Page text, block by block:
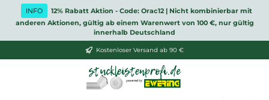
Zum Hauptinhalt springen
INFO
12% Rabatt Aktion - Code: Orac12 | Nicht kombinierbar mit
anderen Aktionen, gültig ab einem Warenwert von 100 €, nur gültig
innerhalb Deutschland
Kostenloser Versand ab 90 €